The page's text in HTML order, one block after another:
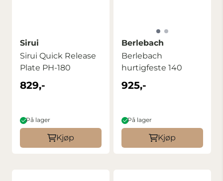
Sirui
Sirui Quick Release
Plate PH-180
829,-
På lager
Kjøp
Berlebach
Berlebach
hurtigfeste 140
925,-
På lager
Kjøp